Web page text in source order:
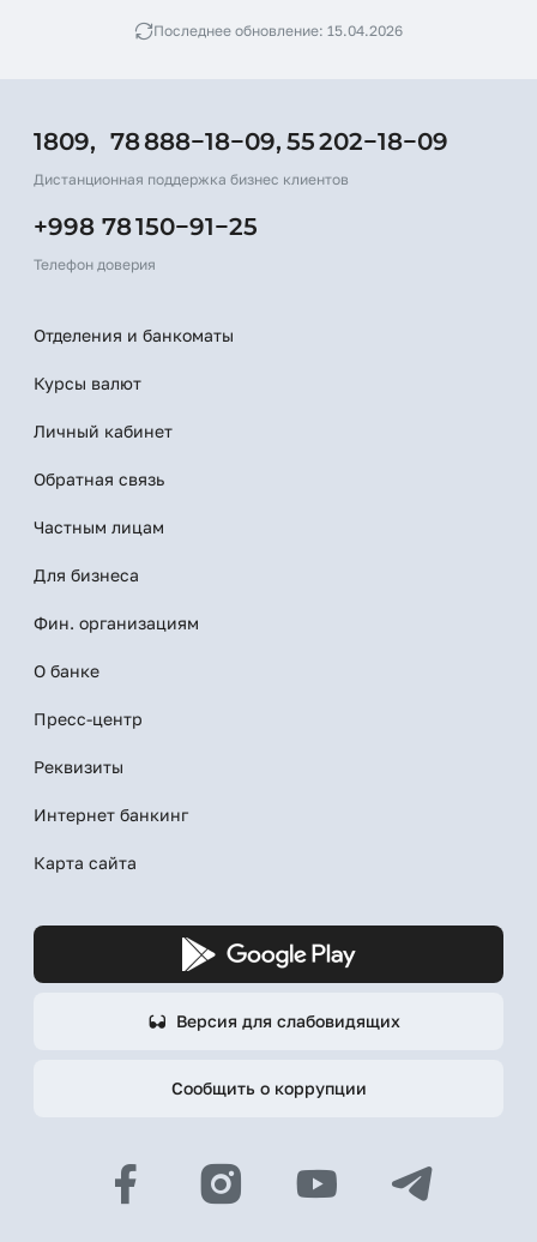
Последнее обновление: 15.04.2026
1809, 78 888−18−09, 55 202−18−09
Дистанционная поддержка бизнес клиентов
+998 78 150−91−25
Телефон доверия
Отделения и банкоматы
Курсы валют
Личный кабинет
Обратная связь
Частным лицам
Для бизнеса
Фин. организациям
О банке
Пресс-центр
Реквизиты
Интернет банкинг
Карта сайта
Версия для слабовидящих
Сообщить о коррупции